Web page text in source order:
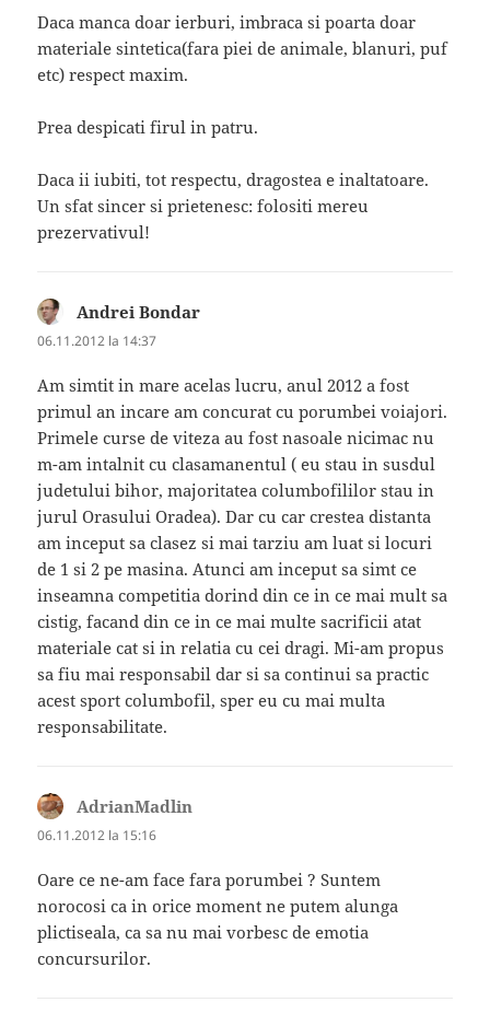
Daca manca doar ierburi, imbraca si poarta doar
materiale sintetica(fara piei de animale, blanuri, puf
etc) respect maxim.
Prea despicati firul in patru.
Daca ii iubiti, tot respectu, dragostea e inaltatoare.
Un sfat sincer si prietenesc: folositi mereu
prezervativul!
Andrei Bondar
06.11.2012 la 14:37
Am simtit in mare acelas lucru, anul 2012 a fost
primul an incare am concurat cu porumbei voiajori.
Primele curse de viteza au fost nasoale nicimac nu
m-am intalnit cu clasamanentul ( eu stau in susdul
judetului bihor, majoritatea columbofililor stau in
jurul Orasului Oradea). Dar cu car crestea distanta
am inceput sa clasez si mai tarziu am luat si locuri
de 1 si 2 pe masina. Atunci am inceput sa simt ce
inseamna competitia dorind din ce in ce mai mult sa
cistig, facand din ce in ce mai multe sacrificii atat
materiale cat si in relatia cu cei dragi. Mi-am propus
sa fiu mai responsabil dar si sa continui sa practic
acest sport columbofil, sper eu cu mai multa
responsabilitate.
AdrianMadlin
06.11.2012 la 15:16
Oare ce ne-am face fara porumbei ? Suntem
norocosi ca in orice moment ne putem alunga
plictiseala, ca sa nu mai vorbesc de emotia
concursurilor.